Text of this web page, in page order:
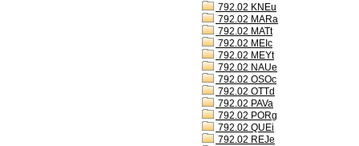
792.02 KNEu
792.02 MARa
792.02 MATt
792.02 MEIc
792.02 MEYt
792.02 NAUe
792.02 OSOc
792.02 OTTd
792.02 PAVa
792.02 PORg
792.02 QUEi
792.02 REJe